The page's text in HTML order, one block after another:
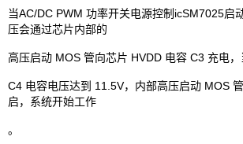
当AC/DC PWM 功率开关电源控制icSM7025启
压会通过芯片内部的
高压启动 MOS 管向芯片 HVDD 电容 C3 充电，
C4 电容电压达到 11.5V，内部高压启动 MOS
启，系统开始工作
。